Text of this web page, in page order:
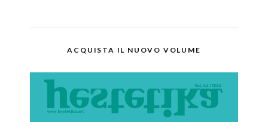
ACQUISTA IL NUOVO VOLUME